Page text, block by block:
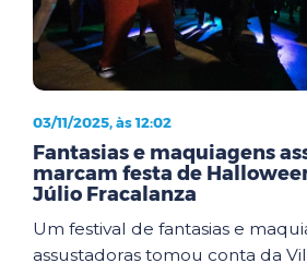
03/11/2025, às 12:02
Fantasias e maquiagens
marcam festa de
Júlio Fracalanza
Um festival de fantasias e
assustadoras tomou conta da